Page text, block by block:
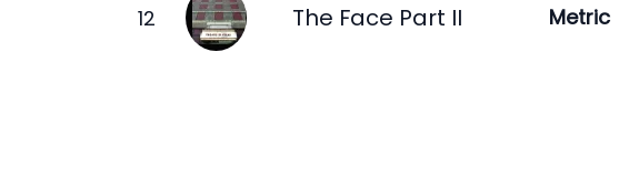
The Face Part II Metric